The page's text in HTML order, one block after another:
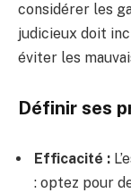
considérer les
judicieux doit
éviter les
Définir ses
Efficacité :
: optez pour